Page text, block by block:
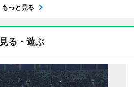
もっと見る
見る・遊ぶ